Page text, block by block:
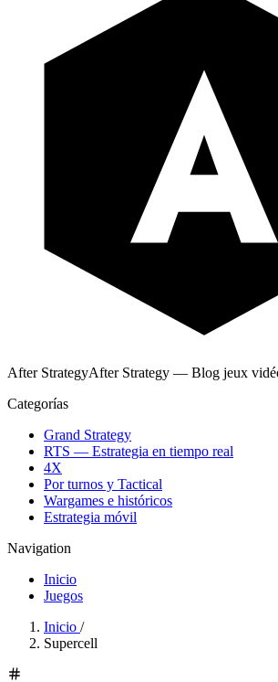
After StrategyAfter Strategy — Blog jeux
Categorías
Grand Strategy
RTS — Estrategia en tiempo real
4X
Por turnos y Tactical
Wargames e históricos
Estrategia móvil
Navigation
Inicio
Juegos
Inicio /
Supercell